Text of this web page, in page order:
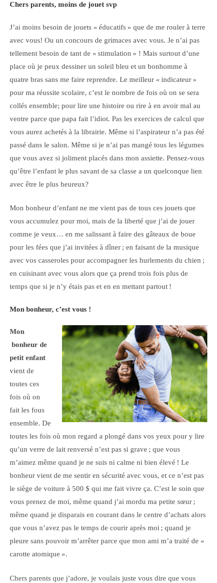
Chers parents, moins de jouet svp
J’ai moins besoin de jouets « éducatifs » que de me rouler à terre
avec vous! Ou un concours de grimaces avec vous. Je n’ai pas
tellement besoin de tant de « stimulation » ! Mais surtout d’une
place où je peux dessiner un soleil bleu et un bonhomme à
quatre bras sans me faire reprendre. Le meilleur « indicateur »
pour ma réussite scolaire, c’est le nombre de fois où on se sera
collés ensemble; pour lire une histoire ou rire à en avoir mal au
ventre parce que papa fait l’idiot. Pas les exercices de calcul que
vous aurez achetés à la librairie. Même si l’aspirateur n’a pas été
passé dans le salon. Même si je n’ai pas mangé tous les légumes
que vous avez si joliment placés dans mon assiette. Pensez-vous
qu’être l’enfant le plus savant de sa classe a un quelconque lien
avec être le plus heureux?
Mon bonheur d’enfant ne me vient pas de tous ces jouets que
vous accumulez pour moi, mais de la liberté que j’ai de jouer
comme je veux… en me salissant à faire des gâteaux de boue
pour les fées que j’ai invitées à dîner ; en faisant de la musique
avec vos casseroles pour accompagner les hurlements du chien ;
en cuisinant avec vous alors que ça prend trois fois plus de
temps que si je n’y étais pas et en en mettant partout !
Mon bonheur, c’est vous !
Mon
bonheur de
petit enfant
vient de
toutes ces
fois où on
fait les fous
ensemble. De
toutes les fois où mon regard a plongé dans vos yeux pour y lire
qu’un verre de lait renversé n’est pas si grave ; que vous
m’aimez même quand je ne suis ni calme ni bien élevé ! Le
bonheur vient de me sentir en sécurité avec vous, et ce n’est pas
le siège de voiture à 500 $ qui me fait vivre ça. C’est le soin que
vous prenez de moi, même quand j’ai mordu ma petite sœur ;
même quand je disparais en courant dans le centre d’achats alors
que vous n’avez pas le temps de courir après moi ; quand je
pleure sans pouvoir m’arrêter parce que mon ami m’a traité de «
carotte atomique ».
Chers parents que j’adore, je voulais juste vous dire que vous